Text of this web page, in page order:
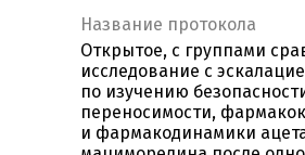
Название протокола
Открытое, с группами
исследование с
по изучению
переносимости,
и фармакодинамики